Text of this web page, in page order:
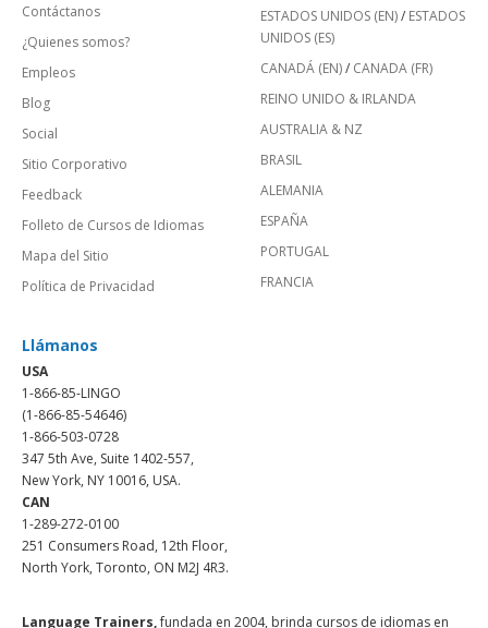
Contáctanos
¿Quienes somos?
Empleos
Blog
Social
Sitio Corporativo
Feedback
Folleto de Cursos de Idiomas
Mapa del Sitio
Política de Privacidad
ESTADOS UNIDOS (EN)/ ESTADOS
UNIDOS (ES)
CANADÁ (EN)/ CANADA (FR)
REINO UNIDO & IRLANDA
AUSTRALIA & NZ
BRASIL
ALEMANIA
ESPAÑA
PORTUGAL
FRANCIA
Llámanos
USA
1-866-85-LINGO
(1-866-85-54646)
1-866-503-0728
347 5th Ave, Suite 1402-557,
New York, NY 10016, USA.
CAN
1-289-272-0100
251 Consumers Road, 12th Floor,
North York, Toronto, ON M2J 4R3.
Language Trainers,fundada en 2004, brinda cursos de idiomas en